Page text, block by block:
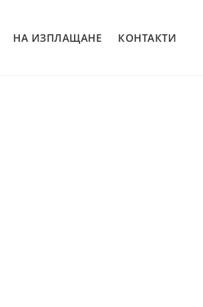
НА ИЗПЛАЩАНЕ КОНТАКТИ